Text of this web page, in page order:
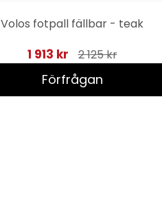
Volos fotpall fällbar - teak
1 913 kr 2 125 kr
Förfrågan